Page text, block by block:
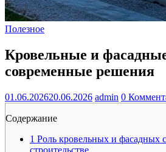
Полезное
Кровельные и
современные решения
01.06.202620.06.2026 admin 0
Содержание
1 Роль кровельных и фасадных
строительстве